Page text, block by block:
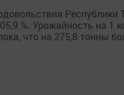
Республики
%. Урожайность на 1
что на 275,8 тонны